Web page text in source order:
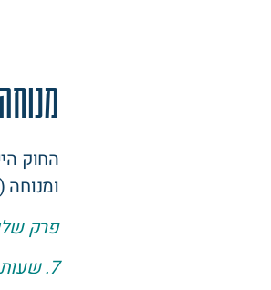
החוק
ומנוחה
פרק
7. שעות המנוחה השבועית